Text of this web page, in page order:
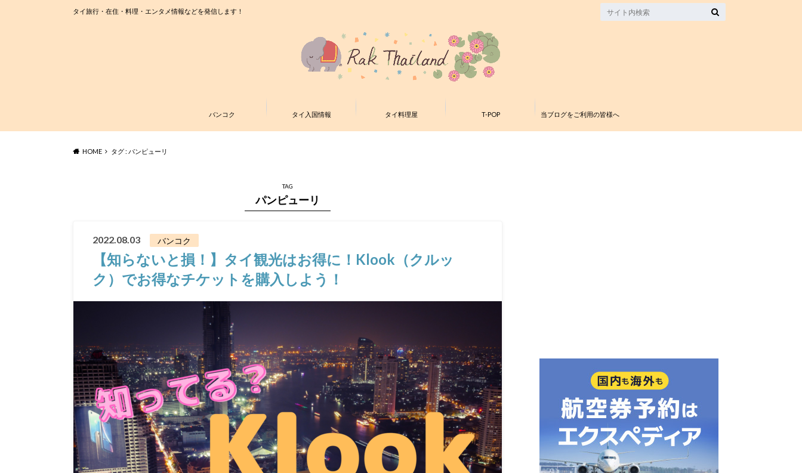
タイ旅行・在住・料理・エンタメ情報などを発信します！
バンコク タイ入国情報 タイ料理屋 T-POP 当ブログをご利用の皆様へ
HOME タグ : パンピューリ
TAG
パンピューリ
2022.08.03 バンコク
【知らないと損！】タイ観光はお得に！Klook（クルッ
ク）でお得なチケットを購入しよう！